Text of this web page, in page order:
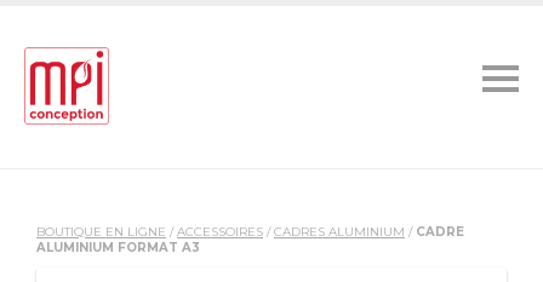
BOUTIQUE EN LIGNE /ACCESSOIRES /CADRES ALUMINIUM / CADRE
ALUMINIUM FORMAT A3